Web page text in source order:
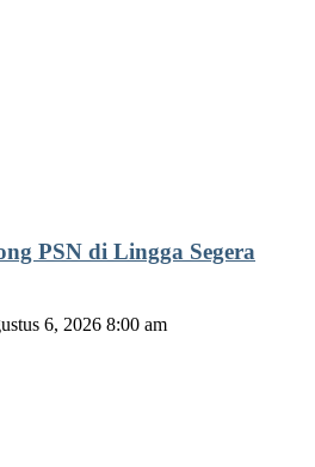
PSN di Lingga Segera
6, 2026 8:00 am